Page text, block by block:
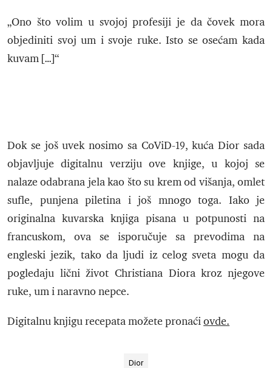
„Ono što volim u svojoj profesiji je da čovek mora
objediniti svoj um i svoje ruke. Isto se osećam kada
kuvam […]“
Dok se još uvek nosimo sa CoViD-19, kuća Dior sada
objavljuje digitalnu verziju ove knjige, u kojoj se
nalaze odabrana jela kao što su krem od višanja, omlet
sufle, punjena piletina i još mnogo toga. Iako je
originalna kuvarska knjiga pisana u potpunosti na
francuskom, ova se isporučuje sa prevodima na
engleski jezik, tako da ljudi iz celog sveta mogu da
pogledaju lični život Christiana Diora kroz njegove
ruke, um i naravno nepce.
Digitalnu knjigu recepata možete pronaćiovde.
Dior